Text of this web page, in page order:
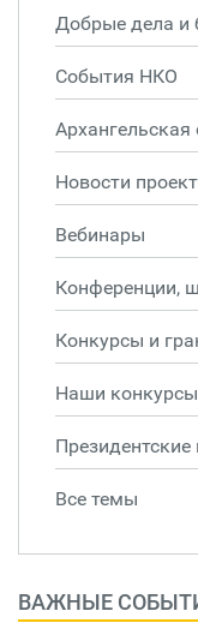
Добрые дела и
События НКО
Архангельская
Новости
Вебинары
Конференции,
Конкурсы и
Наши
Президентские
Все темы
ВАЖНЫЕ